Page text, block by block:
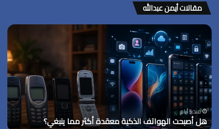
مقالات أيمن عبدالله
هل
أصبحت
الهواتف
الذكية
معقدة
أكثر
مما
ينبغي؟
منذ 5 أيام
هل أصبحت الهواتف الذكية معقدة أكثر مما ينبغي؟